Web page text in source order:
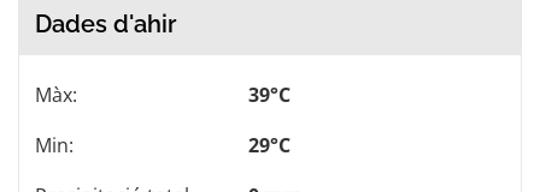
Dades d'ahir
Màx:
39°C
Min:
29°C